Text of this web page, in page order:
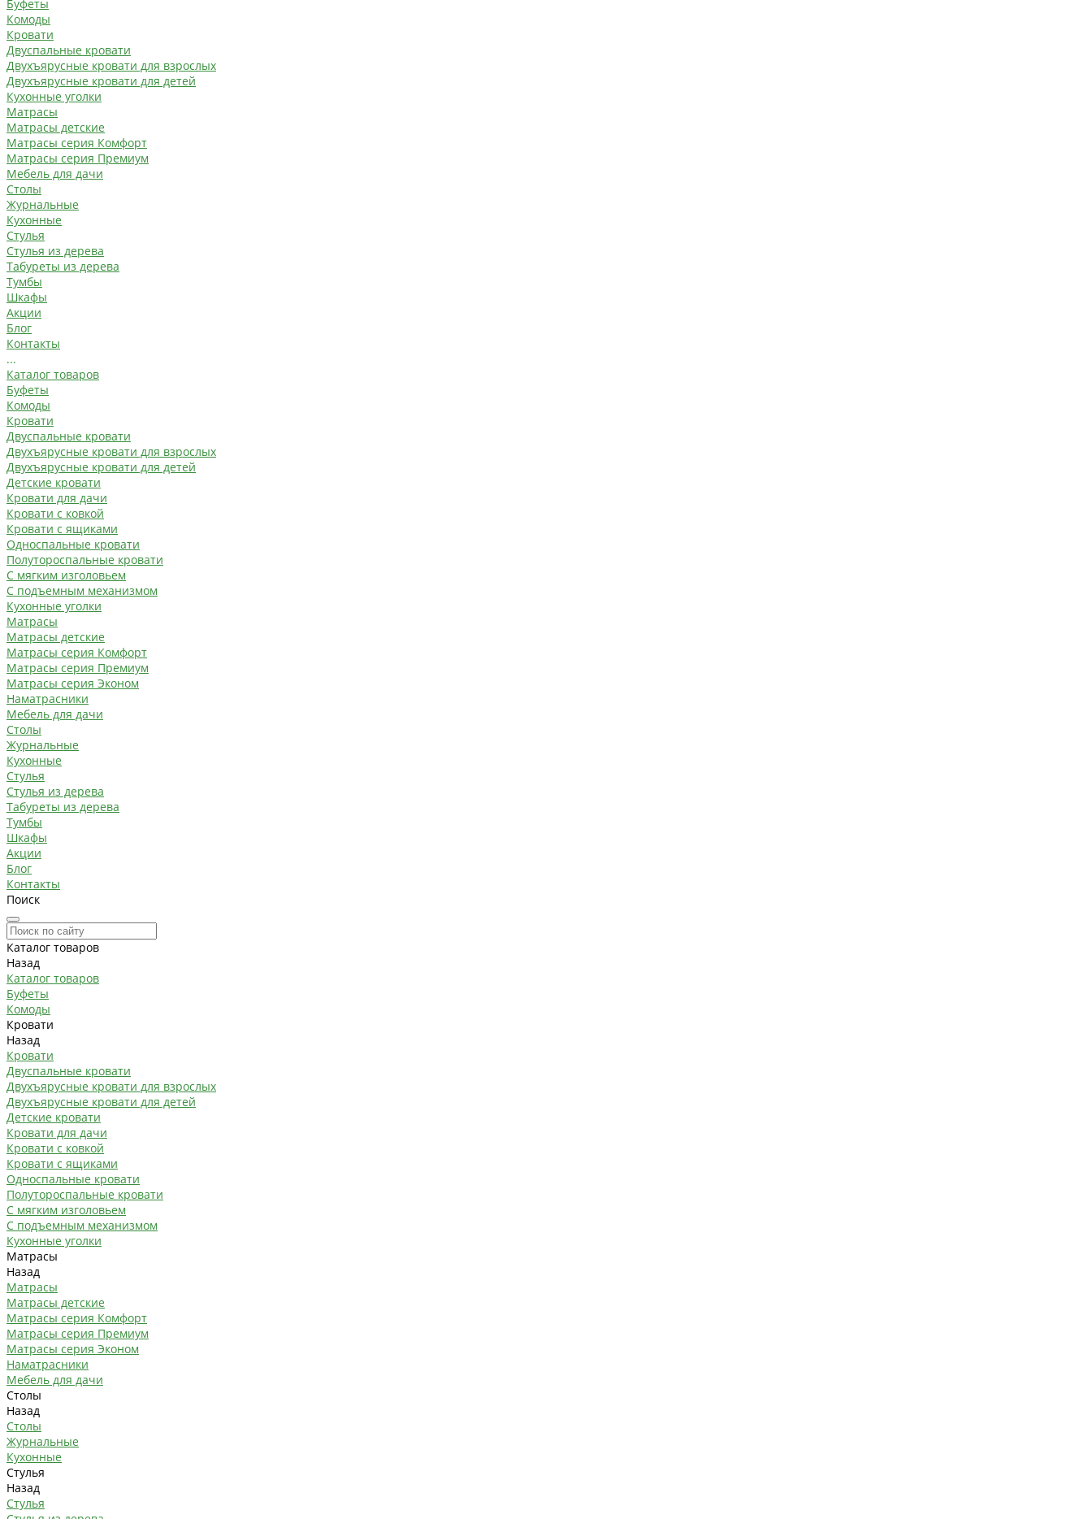
Буфеты
Комоды
Кровати
Двуспальные кровати
Двухъярусные кровати для взрослых
Двухъярусные кровати для детей
Кухонные уголки
Матрасы
Матрасы детские
Матрасы серия Комфорт
Матрасы серия Премиум
Мебель для дачи
Столы
Журнальные
Кухонные
Стулья
Стулья из дерева
Табуреты из дерева
Тумбы
Шкафы
Акции
Блог
Контакты
...
Каталог товаров
Буфеты
Комоды
Кровати
Двуспальные кровати
Двухъярусные кровати для взрослых
Двухъярусные кровати для детей
Детские кровати
Кровати для дачи
Кровати с ковкой
Кровати с ящиками
Односпальные кровати
Полутороспальные кровати
С мягким изголовьем
С подъемным механизмом
Кухонные уголки
Матрасы
Матрасы детские
Матрасы серия Комфорт
Матрасы серия Премиум
Матрасы серия Эконом
Наматрасники
Мебель для дачи
Столы
Журнальные
Кухонные
Стулья
Стулья из дерева
Табуреты из дерева
Тумбы
Шкафы
Акции
Блог
Контакты
Поиск
Каталог товаров
Назад
Каталог товаров
Буфеты
Комоды
Кровати
Назад
Кровати
Двуспальные кровати
Двухъярусные кровати для взрослых
Двухъярусные кровати для детей
Детские кровати
Кровати для дачи
Кровати с ковкой
Кровати с ящиками
Односпальные кровати
Полутороспальные кровати
С мягким изголовьем
С подъемным механизмом
Кухонные уголки
Матрасы
Назад
Матрасы
Матрасы детские
Матрасы серия Комфорт
Матрасы серия Премиум
Матрасы серия Эконом
Наматрасники
Мебель для дачи
Столы
Назад
Столы
Журнальные
Кухонные
Стулья
Назад
Стулья